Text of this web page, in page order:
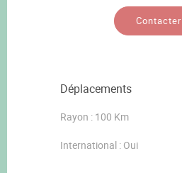
Contacter
Déplacements
Rayon : 100 Km
International : Oui